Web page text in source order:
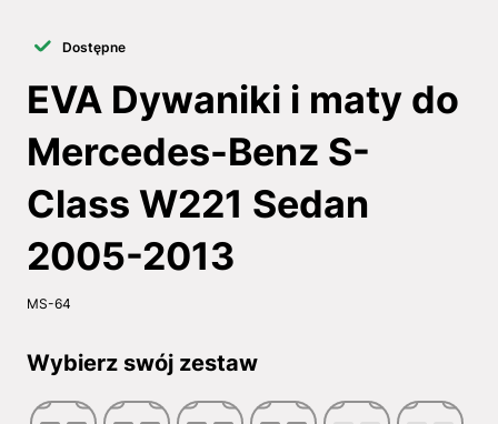
Dostępne
EVA Dywaniki i maty do
Mercedes-Benz S-
Class W221 Sedan
2005-2013
MS-64
Wybierz swój zestaw